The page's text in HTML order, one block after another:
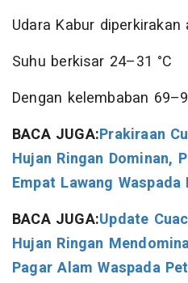
Udara Kabur
Suhu berkisar 24–31 °C
Dengan kelembaban
BACA JUGA:Prakiraan
Hujan Ringan Dominan,
Empat Lawang Waspada
BACA JUGA:Update
Hujan Ringan
Pagar Alam Waspada